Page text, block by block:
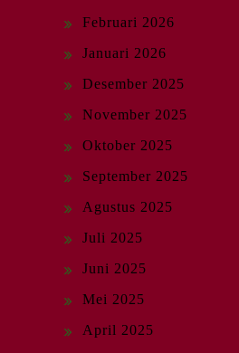
Februari 2026
Januari 2026
Desember 2025
November 2025
Oktober 2025
September 2025
Agustus 2025
Juli 2025
Juni 2025
Mei 2025
April 2025